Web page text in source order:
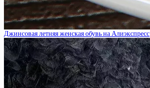
Джинсовая летняя женская обувь на Алиэкспресс